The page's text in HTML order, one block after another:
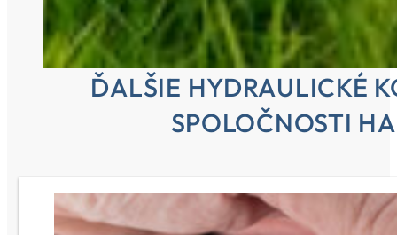
ĎALŠIE HYDRAULICKÉ
SPOLOČNOSTI